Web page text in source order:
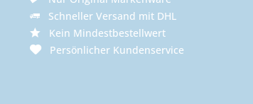
Schneller Versand mit DHL
Kein Mindestbestellwert
Persönlicher Kundenservice